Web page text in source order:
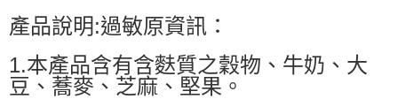
產品說明:過敏原資訊：
1.本產品含有含麩質之穀物、牛奶、大
豆、蕎麥、芝麻、堅果。